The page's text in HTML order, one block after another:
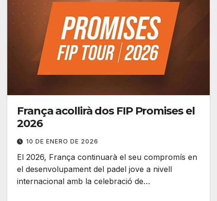
França acollirà dos FIP Promises el
2026
10 DE ENERO DE 2026
El 2026, França continuarà el seu compromís en
el desenvolupament del padel jove a nivell
internacional amb la celebració de…